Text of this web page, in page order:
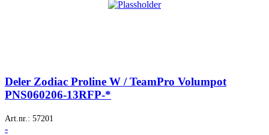
Deler Zodiac Proline W / TeamPro Volumpot
PNS060206-13RFP-*
Art.nr.: 57201
-